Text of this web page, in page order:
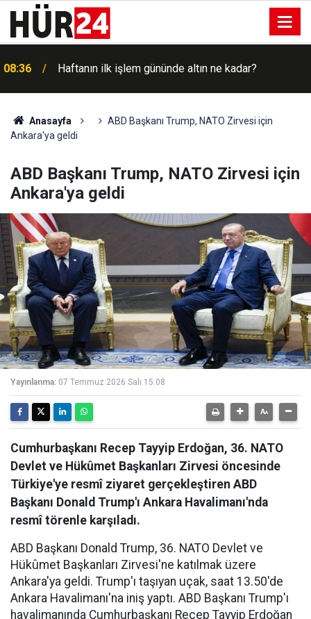
08:36
Haftanın ilk işlem gününde altın ne kadar?
08:16
Meteoroloji'den kuvvetli yağış ve rüzgâr uyarısı
Anasayfa
ABD Başkanı Trump, NATO Zirvesi için
Ankara'ya geldi
ABD Başkanı Trump, NATO Zirvesi için
Ankara'ya geldi
Yayınlanma: 07 Temmuz 2026 Salı 15:08
Cumhurbaşkanı Recep Tayyip Erdoğan, 36. NATO
Devlet ve Hükûmet Başkanları Zirvesi öncesinde
Türkiye'ye resmî ziyaret gerçekleştiren ABD
Başkanı Donald Trump'ı Ankara Havalimanı'nda
resmî törenle karşıladı.
ABD Başkanı Donald Trump, 36. NATO Devlet ve
Hükûmet Başkanları Zirvesi'ne katılmak üzere
Ankara'ya geldi. Trump'ı taşıyan uçak, saat 13.50'de
Ankara Havalimanı'na iniş yaptı. ABD Başkanı Trump'ı
havalimanında Cumhurbaşkanı Recep Tayyip Erdoğan